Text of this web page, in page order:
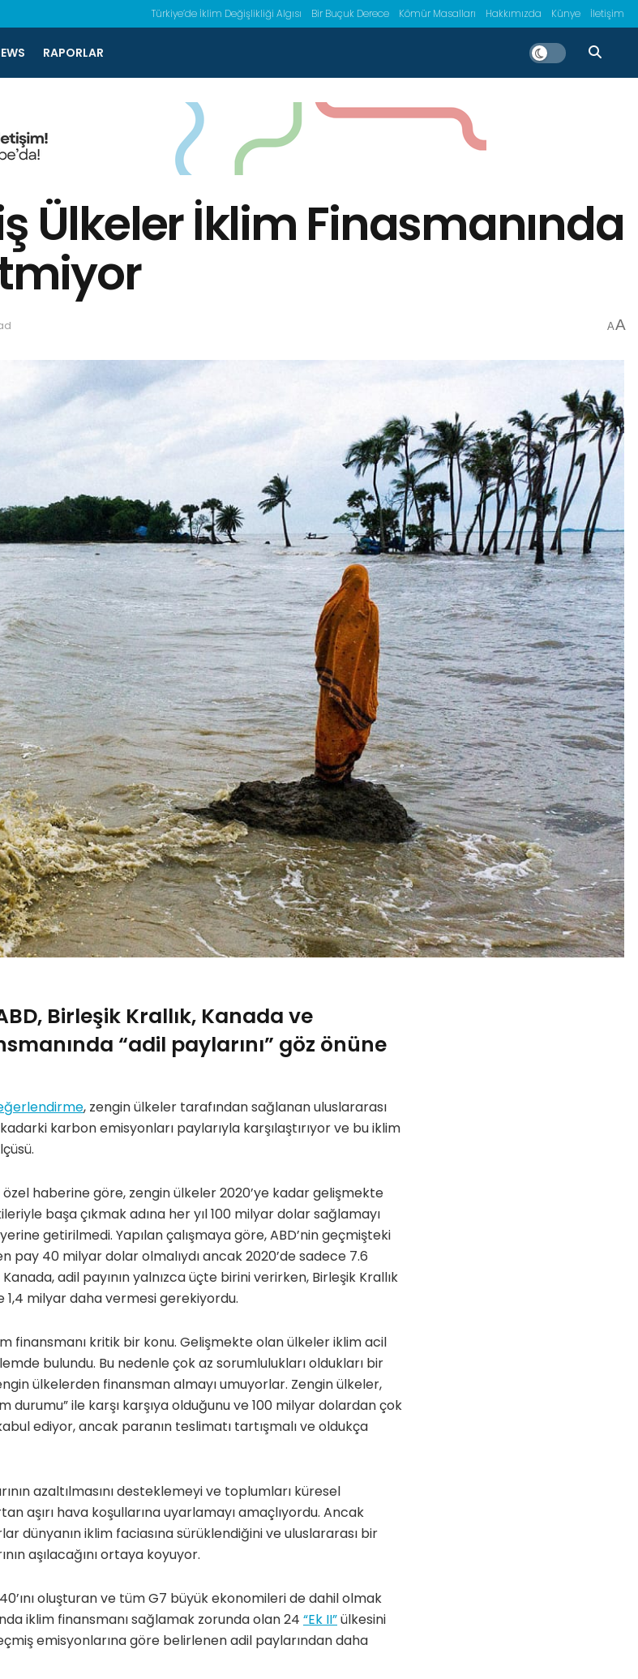
Türkiye’de İklim Değişlikliği Algısı Bir Buçuk Derece Kömür Masalları Hakkımızda Künye İletişim
RAPORLAR
Ülkeler İklim Finasmanında
AA
Birleşik Krallık, Kanada ve
“adil paylarını” göz önüne
, zengin ülkeler tarafından sağlanan uluslararası
karbon emisyonları paylarıyla karşılaştırıyor ve bu iklim
özel haberine göre, zengin ülkeler 2020’ye kadar gelişmekte
başa çıkmak adına her yıl 100 milyar dolar sağlamayı
getirilmedi. Yapılan çalışmaya göre, ABD’nin geçmişteki
pay 40 milyar dolar olmalıydı ancak 2020’de sadece 7.6
adil payının yalnızca üçte birini verirken, Birleşik Krallık
milyar daha vermesi gerekiyordu.
finansmanı kritik bir konu. Gelişmekte olan ülkeler iklim acil
bulundu. Bu nedenle çok az sorumlulukları oldukları bir
ülkelerden finansman almayı umuyorlar. Zengin ülkeler,
durumu” ile karşı karşıya olduğunu ve 100 milyar dolardan çok
ediyor, ancak paranın teslimatı tartışmalı ve oldukça
azaltılmasını desteklemeyi ve toplumları küresel
aşırı hava koşullarına uyarlamayı amaçlıyordu. Ancak
dünyanın iklim faciasına sürüklendiğini ve uluslararası bir
aşılacağını ortaya koyuyor.
oluşturan ve tüm G7 büyük ekonomileri de dahil olmak
iklim finansmanı sağlamak zorunda olan 24 “Ek II”ülkesini
emisyonlarına göre belirlenen adil paylarından daha